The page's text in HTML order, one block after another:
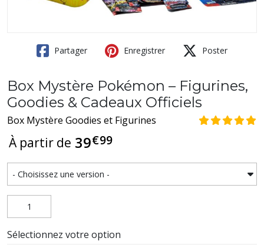
Partager Enregistrer Poster
Box Mystère Pokémon – Figurines,
Goodies & Cadeaux Officiels
Box Mystère Goodies et Figurines
À partir de 39€99
Sélectionnez votre option